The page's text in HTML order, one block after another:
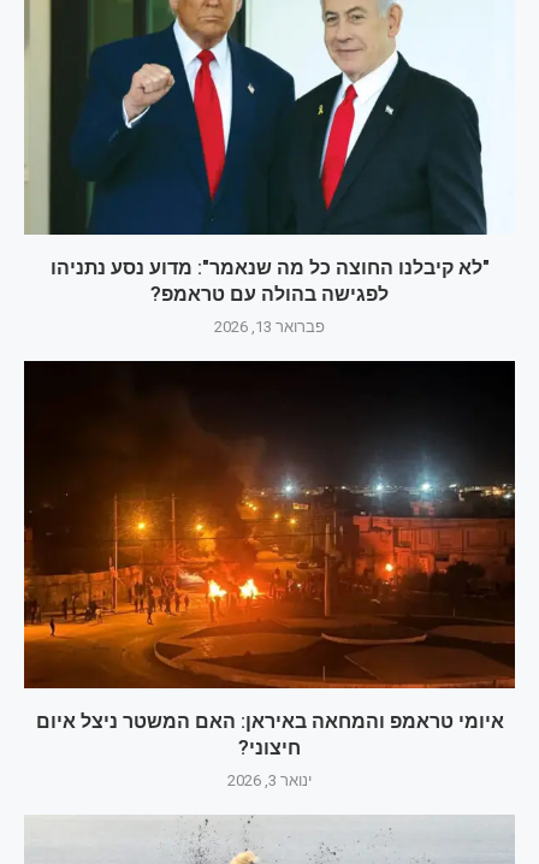
"לא קיבלנו החוצה כל מה שנאמר": מדוע נסע נתניהו
לפגישה בהולה עם טראמפ?
פברואר 13, 2026
איומי טראמפ והמחאה באיראן: האם המשטר ניצל איום
חיצוני?
ינואר 3, 2026